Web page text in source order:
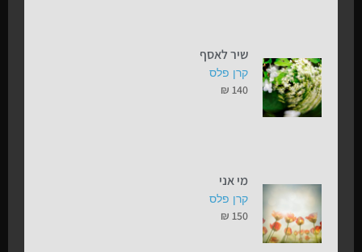
שיר לאסף
קרן פלס
₪ 140
מי אני
קרן פלס
₪ 150